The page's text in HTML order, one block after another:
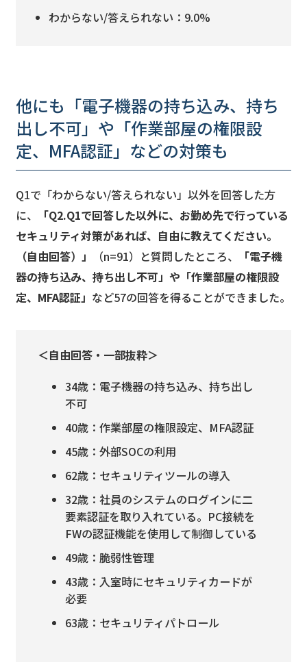
わからない/答えられない：9.0%
他にも「電子機器の持ち込み、持ち
出し不可」や「作業部屋の権限設
定、MFA認証」などの対策も
Q1で「わからない/答えられない」以外を回答した方
に、
「Q2.Q1で回答した以外に、お勤め先で行っている
セキュリティ対策があれば、自由に教えてください。
（自由回答）」
（n=91）と質問したところ、
「電子機
器の持ち込み、持ち出し不可」や「作業部屋の権限設
定、MFA認証」 など57の回答を得ることができました。
＜自由回答・一部抜粋＞
34歳：電子機器の持ち込み、持ち出し
不可
40歳：作業部屋の権限設定、MFA認証
45歳：外部SOCの利用
62歳：セキュリティツールの導入
32歳：社員のシステムのログインに二
要素認証を取り入れている。PC接続を
FWの認証機能を使用して制御している
49歳：脆弱性管理
43歳：入室時にセキュリティカードが
必要
63歳：セキュリティパトロール